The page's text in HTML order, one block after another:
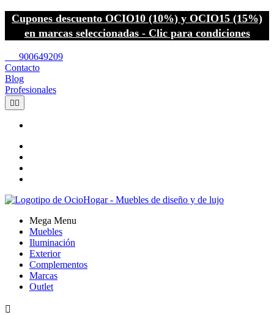
Cupones descuento OCIO10 (10%) y OCIO15 (15%)
en marcas seleccionadas - Clic para condiciones
900649209
Contacto
Blog
Profesionales
 
Mega Menu
Muebles
Iluminación
Exterior
Complementos
Marcas
Outlet
